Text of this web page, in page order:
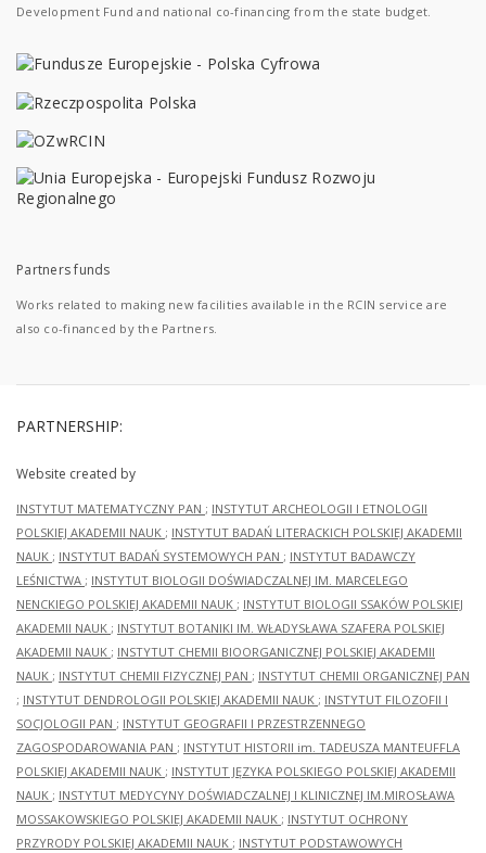
Development Fund and national co-financing from the state budget.
Partners funds
Works related to making new facilities available in the RCIN service are
also co-financed by the Partners.
PARTNERSHIP:
Website created by
INSTYTUT MATEMATYCZNY PAN ; INSTYTUT ARCHEOLOGII I ETNOLOGII
POLSKIEJ AKADEMII NAUK ; INSTYTUT BADAŃ LITERACKICH POLSKIEJ AKADEMII
NAUK ; INSTYTUT BADAŃ SYSTEMOWYCH PAN ; INSTYTUT BADAWCZY
LEŚNICTWA ; INSTYTUT BIOLOGII DOŚWIADCZALNEJ IM. MARCELEGO
NENCKIEGO POLSKIEJ AKADEMII NAUK ; INSTYTUT BIOLOGII SSAKÓW POLSKIEJ
AKADEMII NAUK ; INSTYTUT BOTANIKI IM. WŁADYSŁAWA SZAFERA POLSKIEJ
AKADEMII NAUK ; INSTYTUT CHEMII BIOORGANICZNEJ POLSKIEJ AKADEMII
NAUK ; INSTYTUT CHEMII FIZYCZNEJ PAN ; INSTYTUT CHEMII ORGANICZNEJ PAN
; INSTYTUT DENDROLOGII POLSKIEJ AKADEMII NAUK ; INSTYTUT FILOZOFII I
SOCJOLOGII PAN ; INSTYTUT GEOGRAFII I PRZESTRZENNEGO
ZAGOSPODAROWANIA PAN ; INSTYTUT HISTORII im. TADEUSZA MANTEUFFLA
POLSKIEJ AKADEMII NAUK ; INSTYTUT JĘZYKA POLSKIEGO POLSKIEJ AKADEMII
NAUK ; INSTYTUT MEDYCYNY DOŚWIADCZALNEJ I KLINICZNEJ IM.MIROSŁAWA
MOSSAKOWSKIEGO POLSKIEJ AKADEMII NAUK ; INSTYTUT OCHRONY
PRZYRODY POLSKIEJ AKADEMII NAUK ; INSTYTUT PODSTAWOWYCH